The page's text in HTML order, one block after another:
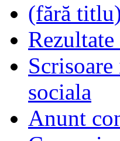
(fără
sociala
Anunt